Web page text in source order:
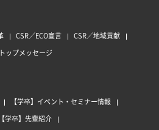
CSR／ECO宣言
CSR／地域貢献
トップメッセージ
【学卒】イベント・セミナー情報
【学卒】先輩紹介